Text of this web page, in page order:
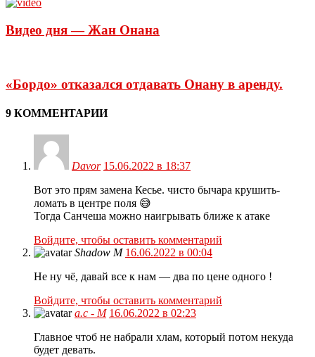
Видео дня — Жан Онана
«Бордо» отказался отдавать Онану в аренду.
9 КОММЕНТАРИИ
Davor 15.06.2022 в 18:37
Вот это прям замена Кесье. чисто бычара крушить-
ломать в центре поля 😅
Тогда Санчеша можно наигрывать ближе к атаке
Войдите, чтобы оставить комментарий
Shadow M 16.06.2022 в 00:04
Не ну чё, давай все к нам — два по цене одного !
Войдите, чтобы оставить комментарий
а.с - М 16.06.2022 в 02:23
Главное чтоб не набрали хлам, который потом некуда
будет девать.